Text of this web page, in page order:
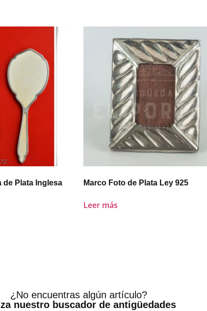
de Plata Inglesa
Marco Foto de Plata Ley 925
Leer más
¿No encuentras algún artículo?
nuestro buscador de antigüedades